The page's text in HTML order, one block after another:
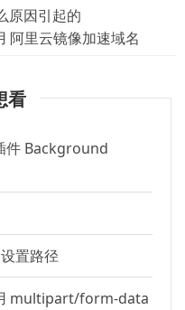
原因引起的
阿里云镜像加速域名
看
件 Background
置路径
multipart/form-data